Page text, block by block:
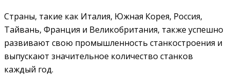
Страны, такие как Италия, Южная Корея, Россия,
Тайвань, Франция и Великобритания, также успешно
развивают свою промышленность станкостроения и
выпускают значительное количество станков
каждый год.